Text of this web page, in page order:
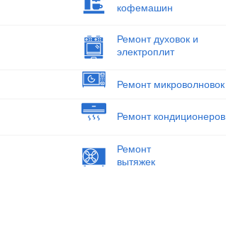
кофемашин
Ремонт духовок и
электроплит
Ремонт микроволновок
Ремонт кондиционеров
Ремонт
вытяжек